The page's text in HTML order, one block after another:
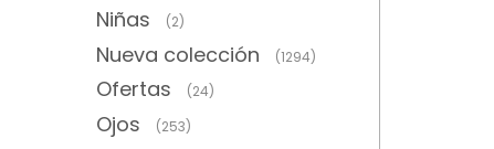
Niñas (2)
Nueva colección (1294)
Ofertas (24)
Ojos (253)